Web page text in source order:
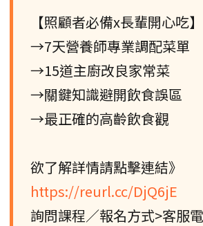
【照顧者必備x長輩開心吃】
→7天營養師專業調配菜單
→15道主廚改良家常菜
→關鍵知識避開飲食誤區
→最正確的高齡飲食觀
欲了解詳情請點擊連結》
https://reurl.cc/DjQ6jE
詢問課程／報名方式>客服電